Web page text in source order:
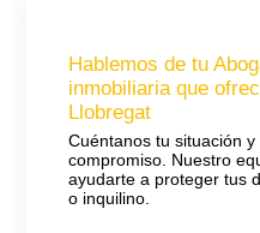
Hablemos de tu
inmobiliaria que
Llobregat
Cuéntanos tu situación
compromiso. Nuestro
ayudarte a proteger tus
o inquilino.